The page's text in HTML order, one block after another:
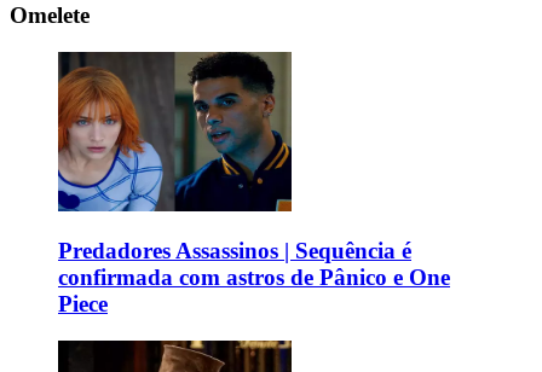
Omelete
Predadores Assassinos | Sequência é
confirmada com astros de Pânico e One
Piece